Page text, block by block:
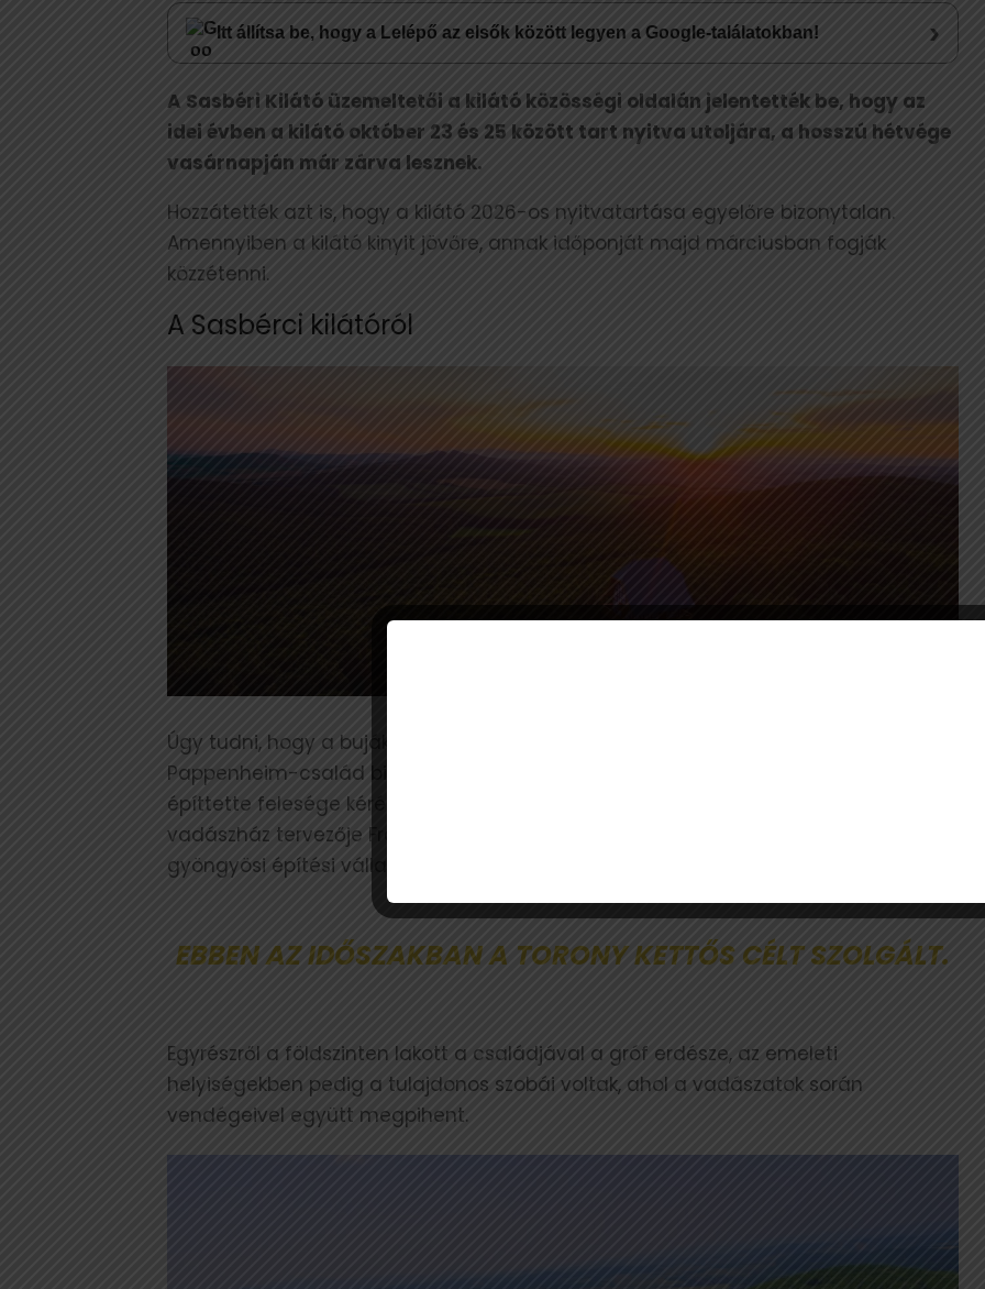
Itt állítsa be, hogy a Lelépő az elsők között legyen a Google-találatokban! ›
A Sasbéri Kilátó üzemeltetői a kilátó közösségi oldalán jelentették be, hogy az
idei évben a kilátó október 23 és 25 között tart nyitva utoljára, a hosszú hétvége
vasárnapján már zárva lesznek.
Hozzátették azt is, hogy a kilátó 2026-os nyitvatartása egyelőre bizonytalan.
Amennyiben a kilátó kinyit jövőre, annak időponját majd márciusban fogják
közzétenni.
A Sasbérci kilátóról
Úgy tudni, hogy a bujáki birtok gróf Károlyi Erzsébet hozományaként került a
Pappenheim-család birtokába. A látványos épületet Pappenheim Szigfrid gróf
építtette felesége kérésére az 1910-es években, bajor mintára. Az impozáns kilátó-
vadászház tervezője Franz Zell, müncheni építész volt, a kivitelezést Gajdóczi Lajos,
gyöngyösi építési vállalkozóra bízták.
EBBEN AZ IDŐSZAKBAN A TORONY KETTŐS CÉLT SZOLGÁLT.
Egyrészről a földszinten lakott a családjával a gróf erdésze, az emeleti
helyiségekben pedig a tulajdonos szobái voltak, ahol a vadászatok során
vendégeivel együtt megpihent.